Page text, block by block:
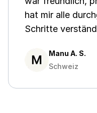
hat mir alle
Schritte
Manu A. S.
Schweiz